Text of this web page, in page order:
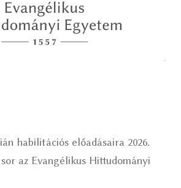
habilitációs előadásaira 2026.
az Evangélikus Hittudományi